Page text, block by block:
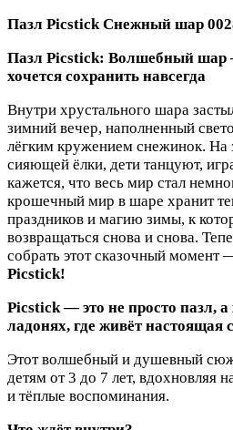
Пазл Picstick Снежный шар
Пазл Picstick: Волшебный шар
хочется сохранить навсегда
Внутри хрустального шара
зимний вечер, наполненный
лёгким кружением снежинок.
сияющей ёлки, дети танцуют,
кажется, что весь мир стал
крошечный мир в шаре хранит
праздников и магию зимы, к
возвращаться снова и снова.
собрать этот сказочный
Picstick!
Picstick — это не просто пазл, а
ладонях, где живёт настоящая
Этот волшебный и душевный
детям от 3 до 7 лет, вдохновляя
и тёплые воспоминания.